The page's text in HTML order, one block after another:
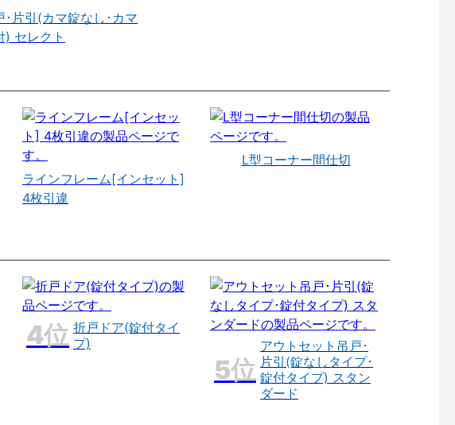
･片引(カマ錠なし･カマ
) セレクト
ラインフレーム[インセット]
4枚引違
L型コーナー間仕切
折戸ドア(錠付タイ
プ)
アウトセット吊戸･
片引(錠なしタイプ･
錠付タイプ) スタン
ダード